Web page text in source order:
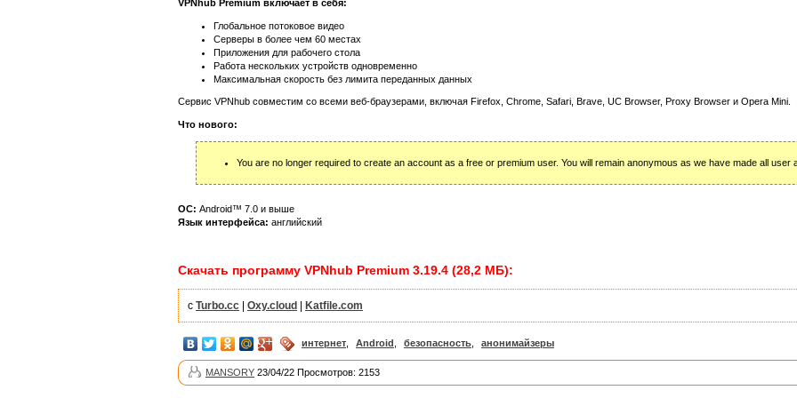
VPNhub Premium включает в себя:
Глобальное потоковое видео
Серверы в более чем 60 местах
Приложения для рабочего стола
Работа нескольких устройств одновременно
Максимальная скорость без лимита переданных данных
Сервис VPNhub совместим со всеми веб-браузерами, включая Firefox, Chrome, Safari, Brave, UC Browser, Proxy Browser и Opera Mini.
Что нового:
You are no longer required to create an account as a free or premium user. You will remain anonymous as we have made all user
ОС: Android™ 7.0 и выше
Язык интерфейса: английский
Скачать программу VPNhub Premium 3.19.4 (28,2 МБ):
с Turbo.cc Oxy.cloud Katfile.com
интернет Android безопасность анонимайзеры
MANSORY 23/04/22 Просмотров: 2153